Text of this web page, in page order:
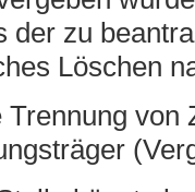
der zu
Löschen
Trennung von